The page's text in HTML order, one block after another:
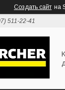
Создать сайт на
511-22-41